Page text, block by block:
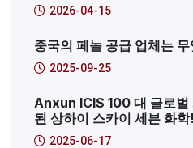
2026-04-15
중국의 페놀 공급 업체는
2025-09-25
Anxun ICIS 100 대 글로벌
된 상하이 스카이 세븐 화
2025-06-17